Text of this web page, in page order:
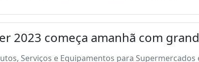
2023 começa amanhã com
Serviços e Equipamentos para Supermercados